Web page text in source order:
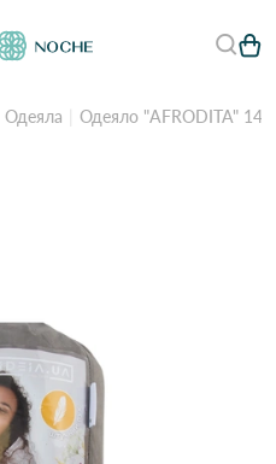
Одеяла Одеяло "AFRODITA"